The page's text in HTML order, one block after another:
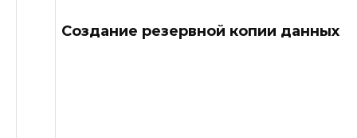
Создание резервной копии данных